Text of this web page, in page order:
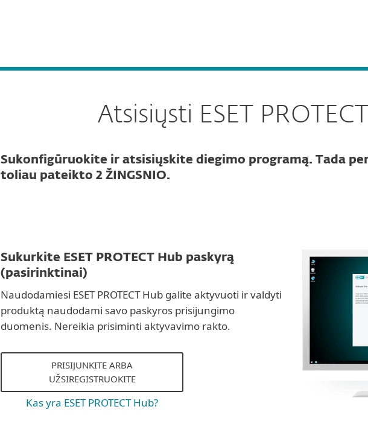
Atsisiųsti ESET PROTECT
Sukonfigūruokite ir atsisiųskite diegimo programą. Tada
toliau pateikto 2 ŽINGSNIO.
Sukurkite ESET PROTECT Hub paskyrą
(pasirinktinai)
Naudodamiesi ESET PROTECT Hub galite aktyvuoti ir valdyti
produktą naudodami savo paskyros prisijungimo
duomenis. Nereikia prisiminti aktyvavimo rakto.
PRISIJUNKITE ARBA
UŽSIREGISTRUOKITE
Kas yra ESET PROTECT Hub?